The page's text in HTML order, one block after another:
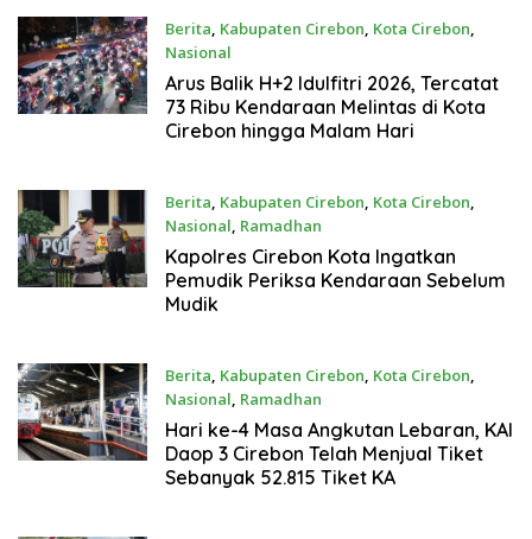
Berita, Kabupaten Cirebon, Kota Cirebon,
Nasional
4 Bulan Yang Lalu
Arus Balik H+2 Idulfitri 2026, Tercatat
73 Ribu Kendaraan Melintas di Kota
Cirebon hingga Malam Hari
Berita, Kabupaten Cirebon, Kota Cirebon,
Nasional, Ramadhan
5 Bulan Yang Lalu
Kapolres Cirebon Kota Ingatkan
Pemudik Periksa Kendaraan Sebelum
Mudik
Berita, Kabupaten Cirebon, Kota Cirebon,
Nasional, Ramadhan
5 Bulan Yang Lalu
Hari ke-4 Masa Angkutan Lebaran, KAI
Daop 3 Cirebon Telah Menjual Tiket
Sebanyak 52.815 Tiket KA